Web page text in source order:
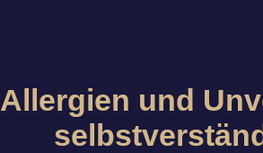
Allergien und